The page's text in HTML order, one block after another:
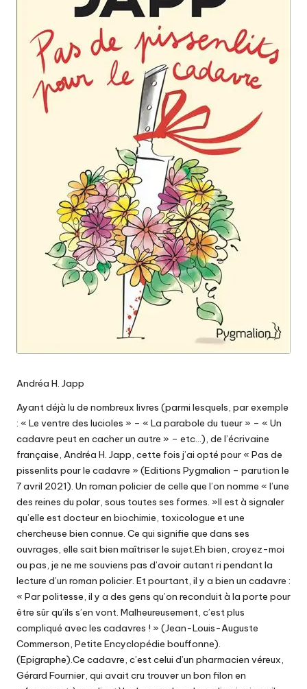
Andréa H. Japp
Ayant déjà lu de nombreux livres (parmi lesquels, par exemple
: « Le ventre des lucioles » – « La parabole du tueur » – « Un
cadavre peut en cacher un autre » – etc…), de l’écrivaine
française, Andréa H. Japp, cette fois j’ai opté pour « Pas de
pissenlits pour le cadavre » (Editions Pygmalion – parution le
7 avril 2021). Un roman policier de celle que l’on nomme « l’une
des reines du polar, sous toutes ses formes. »Il est à signaler
qu’elle est docteur en biochimie, toxicologue et une
chercheuse bien connue. Ce qui signifie que dans ses
ouvrages, elle sait bien maîtriser le sujet.Eh bien, croyez-moi
ou pas, je ne me souviens pas d’avoir autant ri pendant la
lecture d’un roman policier. Et pourtant, il y a bien un cadavre :
« Par politesse, il y a des gens qu’on reconduit à la porte pour
être sûr qu’ils s’en vont. Malheureusement, c’est plus
compliqué avec les cadavres ! » (Jean-Louis-Auguste
Commerson, Petite Encyclopédie bouffonne).
(Epigraphe).Ce cadavre, c’est celui d’un pharmacien véreux,
Gérard Fournier, qui avait cru trouver un bon filon en